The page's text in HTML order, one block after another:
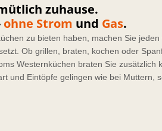
zuhause.
ohne Strom und Gas.
zu bieten haben, machen Sie
Ob grillen, braten, kochen oder
Westernküchen braten Sie zusätzlich
und Eintöpfe gelingen wie bei Muttern,